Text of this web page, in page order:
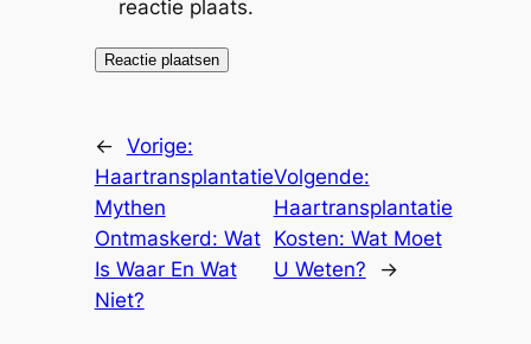
reactie plaats.
← Vorige:
Haartransplantatie
Mythen
Ontmaskerd: Wat
Is Waar En Wat
Niet?
Volgende:
Haartransplantatie
Kosten: Wat Moet
U Weten?
→